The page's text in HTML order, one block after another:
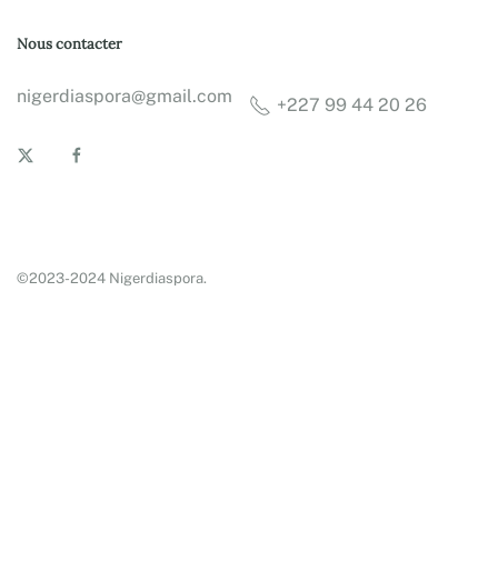
Nous contacter
nigerdiaspora@gmail.com +227 99 44 20 26
©2023-2024 Nigerdiaspora.